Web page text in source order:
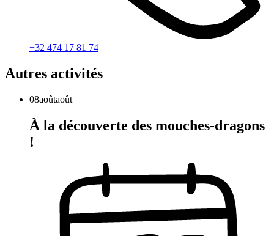
+32 474 17 81 74
Autres activités
08aoûtaoût
À la découverte des mouches-dragons
!